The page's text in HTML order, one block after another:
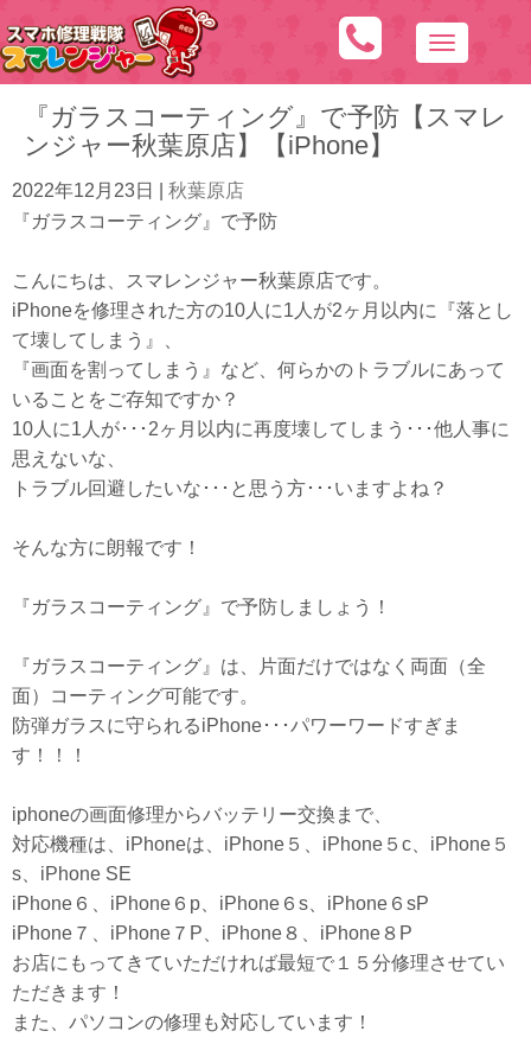
N
a
v
o
『ガラスコーティング』で予防【スマレ
ンジャー秋葉原店】【iPhone】
2022年12月23日
秋葉原店
『ガラスコーティング』で予防
こんにちは、スマレンジャー秋葉原店です。
iPhoneを修理された方の10人に1人が2ヶ月以内に『落とし
て壊してしまう』、
『画面を割ってしまう』など、何らかのトラブルにあって
いることをご存知ですか？
10人に1人が･･･2ヶ月以内に再度壊してしまう･･･他人事に
思えないな、
トラブル回避したいな･･･と思う方･･･いますよね？
そんな方に朗報です！
『ガラスコーティング』で予防しましょう！
『ガラスコーティング』は、片面だけではなく両面（全
面）コーティング可能です。
防弾ガラスに守られるiPhone･･･パワーワードすぎま
す！！！
iphoneの画面修理からバッテリー交換まで、
対応機種は、iPhoneは、iPhone５、iPhone５c、iPhone５
s、iPhone SE
iPhone６、iPhone６p、iPhone６s、iPhone６sP
iPhone７、iPhone７P、iPhone８、iPhone８P
お店にもってきていただければ最短で１５分修理させてい
ただきます！
また、パソコンの修理も対応しています！